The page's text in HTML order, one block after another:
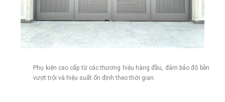
Phụ kiện cao cấp từ các thương hiệu hàng đầu, đảm bảo độ bền
vượt trội và hiệu suất ổn định theo thời gian.